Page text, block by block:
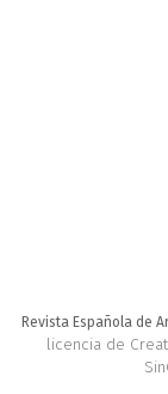
Revista Española de
licencia de